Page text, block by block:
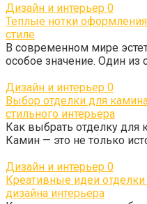
Дизайн и интерьер 0
Теплые нотки
стиле
В современном мире
особое значение. Один из
Дизайн и интерьер 0
Выбор отделки для
стильного интерьера
Как выбрать отделку для
Камин — это не только
Дизайн и интерьер 0
Креативные идеи
дизайна интерьера